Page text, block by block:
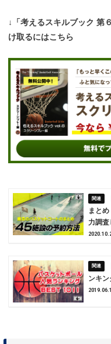
↓「考えるスキルブック 第
け取るにはこちら
まと
力調査
ンキ